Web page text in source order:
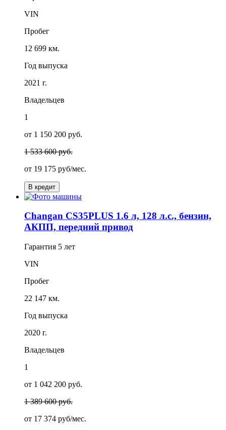
VIN
Пробег
12 699 км.
Год выпуска
2021 г.
Владельцев
1
от 1 150 200 руб.
1 533 600 руб.
от 19 175 руб/мес.
В кредит
Changan CS35PLUS 1.6 л, 128 л.с., бензин,
АКПП, передний привод
Гарантия 5 лет
VIN
Пробег
22 147 км.
Год выпуска
2020 г.
Владельцев
1
от 1 042 200 руб.
1 389 600 руб.
от 17 374 руб/мес.